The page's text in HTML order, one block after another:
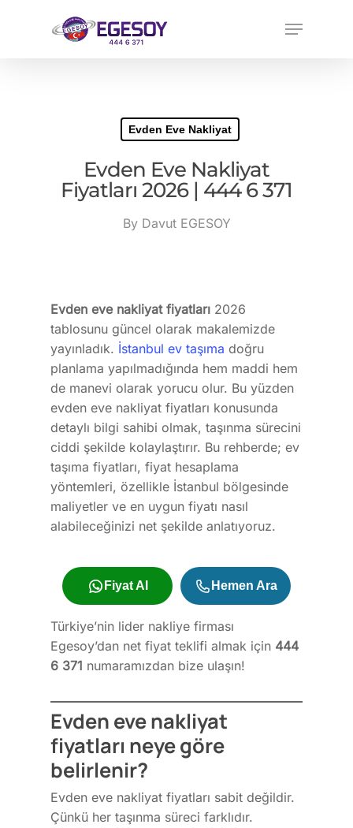
Evden Eve Nakliyat
Evden Eve Nakliyat
Fiyatları 2026 | 444 6 371
By Davut EGESOY
Evden eve nakliyat fiyatları 2026
tablosunu güncel olarak makalemizde
yayınladık. İstanbul ev taşıma doğru
planlama yapılmadığında hem maddi hem
de manevi olarak yorucu olur. Bu yüzden
evden eve nakliyat fiyatları konusunda
detaylı bilgi sahibi olmak, taşınma sürecini
ciddi şekilde kolaylaştırır. Bu rehberde; ev
taşıma fiyatları, fiyat hesaplama
yöntemleri, özellikle İstanbul bölgesinde
maliyetler ve en uygun fiyatı nasıl
alabileceğinizi net şekilde anlatıyoruz.
Fiyat Al Hemen Ara
Türkiye’nin lider nakliye firması
Egesoy’dan net fiyat teklifi almak için 444
6 371 numaramızdan bize ulaşın!
Evden eve nakliyat
fiyatları neye göre
belirlenir?
Evden eve nakliyat fiyatları sabit değildir.
Çünkü her taşınma süreci farklıdır.